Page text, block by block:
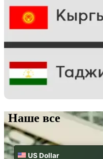
Наше все